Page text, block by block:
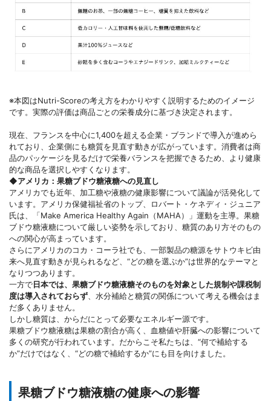
※本図はNutri-Scoreの考え方をわかりやすく説明するためのイメージ
です。実際の評価は商品ごとの栄養成分に基づき決定されます。
現在、フランスを中心に1,400を超える企業・ブランドで導入が進めら
れており、企業側にも糖質を見直す動きが広がっています。消費者は商
品のパッケージを見るだけで栄養バランスを把握できるため、より健康
的な商品を選択しやすくなります。
◆アメリカ：果糖ブドウ糖液糖への見直し
アメリカでも近年、加工糖や液糖の健康影響について議論が活発化して
います。アメリカ保健福祉省のトップ、ロバート・ケネディ・ジュニア
氏は、「Make America Healthy Again（MAHA）」運動を主導。果糖
ブドウ糖液糖について厳しい姿勢を示しており、糖質のあり方そのもの
への関心が高まっています。
さらにアメリカのコカ・コーラ社でも、一部製品の糖源をサトウキビ由
来へ見直す動きが見られるなど、“どの糖を選ぶか”は世界的なテーマと
なりつつあります。
一方で日本では、果糖ブドウ糖液糖そのものを対象とした規制や課税制
度は導入されておらず、水分補給と糖質の関係について考える機会はま
だ多くありません。
しかし糖質は、からだにとって必要なエネルギー源です。
果糖ブドウ糖液糖は果糖の割合が高く、血糖値や肝臓への影響について
多くの研究が行われています。だからこそ私たちは、“何で補給する
か”だけではなく、“どの糖で補給するか”にも目を向けました。
果糖ブドウ糖液糖の健康への影響